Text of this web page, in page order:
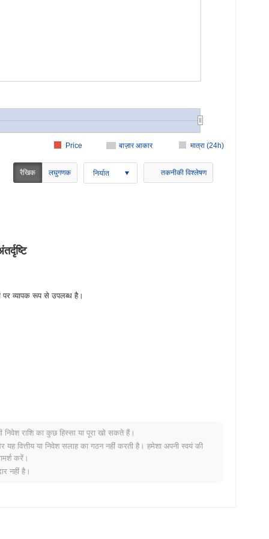
बाज़ार आकार मात्रा (24h)
Price
रैखिक लघुगणक निर्यात तकनीकी विश्लेषण
व्यापक रूप से उपलब्ध है।
दर्ज की से कम प्रदर्शन किया। यह व्यापक बाजार गति के सापेक्ष BTCTIME
राशि का कुछ हिस्सा या पूरा खो सकते हैं।
वित्तीय या निवेश सलाह का गठन नहीं करती है। हमेशा अपनी स्वयं की
करें।
नहीं है।